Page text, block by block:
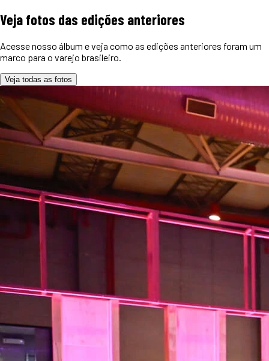
Veja fotos das edições anteriores
Acesse nosso álbum e veja como as edições anteriores foram um
marco para o varejo brasileiro.
Veja todas as fotos